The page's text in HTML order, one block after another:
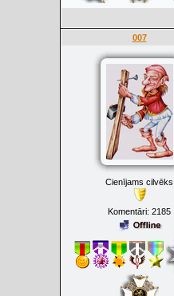
007
Cienījams cilvēks
Komentāri: 2185